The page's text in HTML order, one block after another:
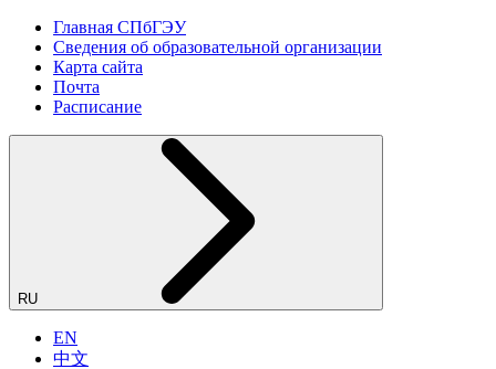
Главная СПбГЭУ
Сведения об образовательной организации
Карта сайта
Почта
Расписание
RU
EN
中文